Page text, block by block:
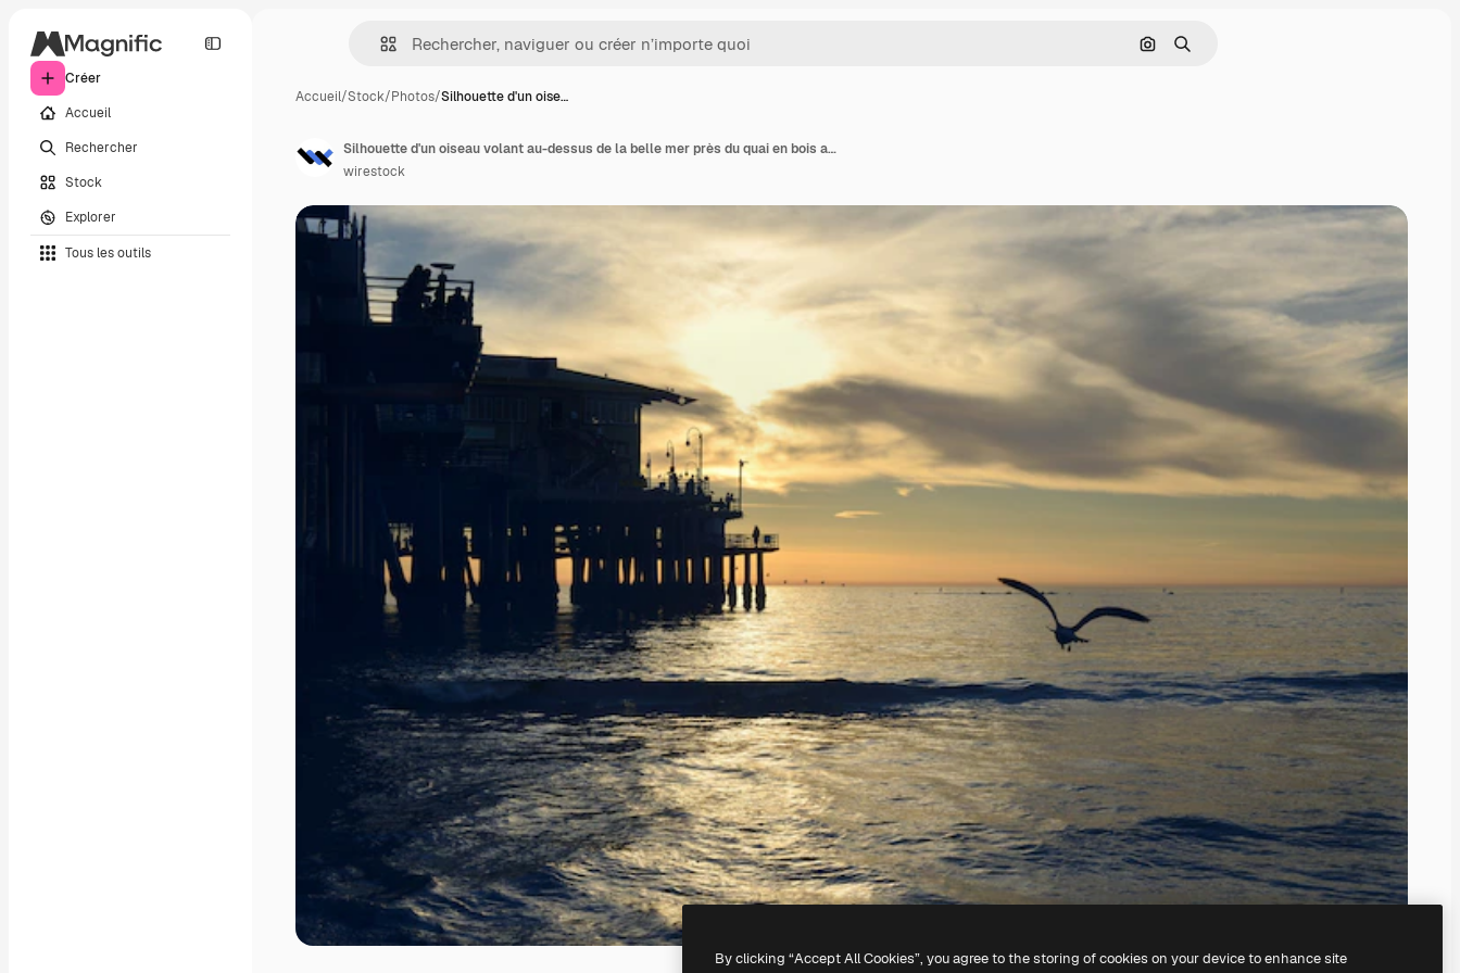
Créer
Accueil
Rechercher
Stock
Explorer
Tous les outils
Rechercher par image
Rechercher
Accueil/Stock/Photos/Silhouette d'un oise…
Silhouette d'un oiseau volant au-dessus de la belle mer près du quai en bois au coucher du soleil
wirestock
By clicking “Accept All Cookies”, you agree to the storing of cookies on your device to enhance site